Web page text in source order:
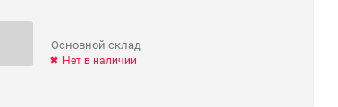
Основной склад
Нет в наличии